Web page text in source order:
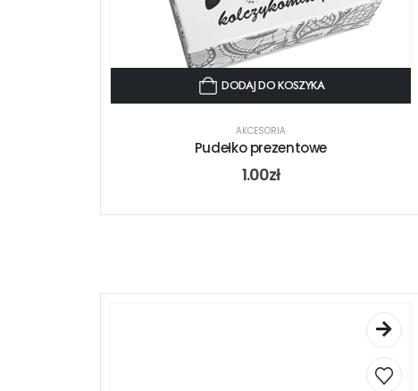
DODAJ DO KOSZYKA
AKCESORIA
Pudełko prezentowe
1.00zł